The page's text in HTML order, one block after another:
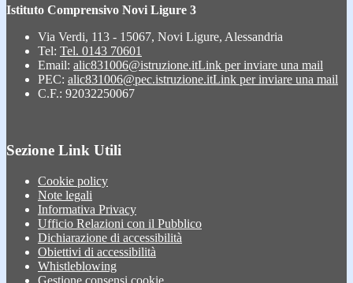
Istituto Comprensivo Novi Ligure 3
Via Verdi, 113 - 15067, Novi Ligure, Alessandria
Tel: Tel. 0143 70601
Email: alic831006@istruzione.itLink per inviare una mail
PEC: alic831006@pec.istruzione.itLink per inviare una mail
C.F.: 92032250067
Sezione Link Utili
Cookie policy
Note legali
Informativa Privacy
Ufficio Relazioni con il Pubblico
Dichiarazione di accessibilità
Obiettivi di accessibilità
Whistleblowing
Gestione consensi cookie